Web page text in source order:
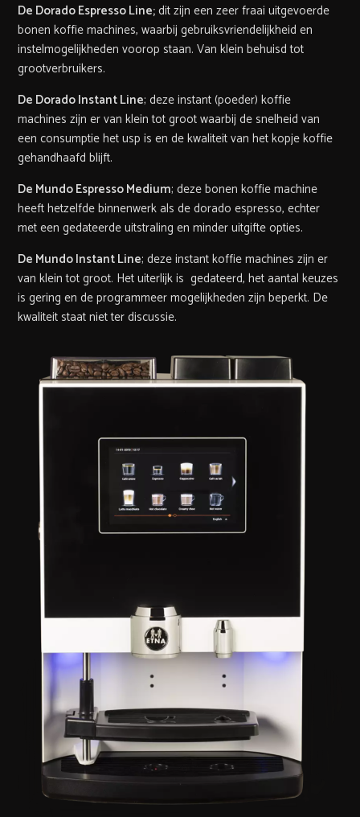
De Dorado Espresso Line;dit zijn een zeer fraai uitgevoerde
bonen koffie machines, waarbij gebruiksvriendelijkheid en
instelmogelijkheden voorop staan. Van klein behuisd tot
grootverbruikers.
De Dorado Instant Line; deze instant (poeder) koffie
machines zijn er van klein tot groot waarbij de snelheid van
een consumptie het usp is en de kwaliteit van het kopje koffie
gehandhaafd blijft.
De Mundo Espresso Medium; deze bonen koffie machine
heeft hetzelfde binnenwerk als de dorado espresso, echter
met een gedateerde uitstraling en minder uitgifte opties.
De Mundo Instant Line; deze instant koffie machines zijn er
van klein tot groot. Het uiterlijk is gedateerd, het aantal keuzes
is gering en de programmeer mogelijkheden zijn beperkt. De
kwaliteit staat niet ter discussie.